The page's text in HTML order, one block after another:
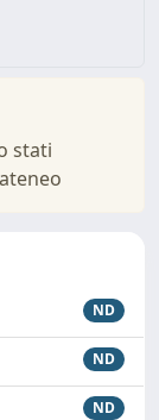
stati
ND
ND
ND